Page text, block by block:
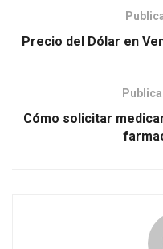
Precio del Dólar en
Cómo solicitar